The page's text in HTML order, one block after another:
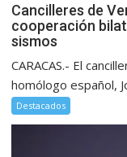
Cancilleres de
cooperación
sismos
CARACAS.- El
homólogo español,
Destacados